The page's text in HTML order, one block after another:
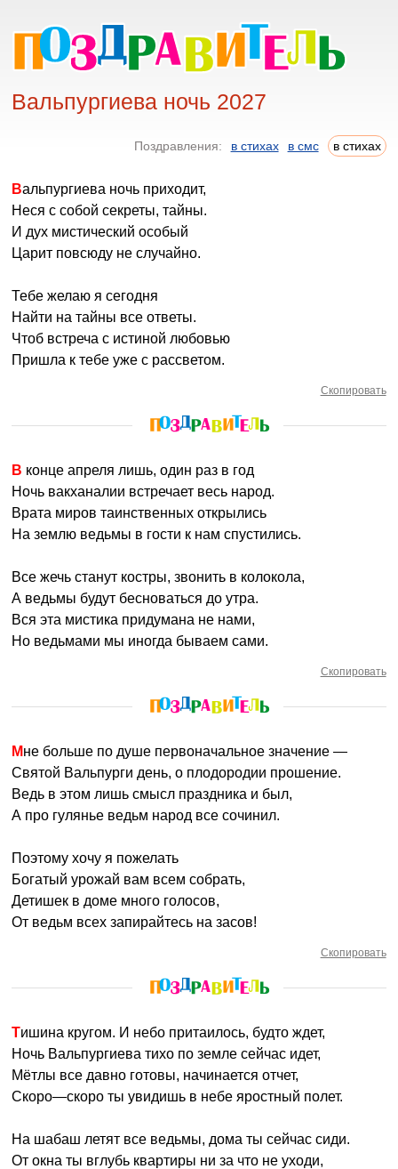
Вальпургиева ночь 2027
Поздравления: в стихах в смс в стихах
Вальпургиева ночь приходит,
Неся с собой секреты, тайны.
И дух мистический особый
Царит повсюду не случайно.
Тебе желаю я сегодня
Найти на тайны все ответы.
Чтоб встреча с истиной любовью
Пришла к тебе уже с рассветом.
Скопировать
В конце апреля лишь, один раз в год
Ночь вакханалии встречает весь народ.
Врата миров таинственных открылись
На землю ведьмы в гости к нам спустились.
Все жечь станут костры, звонить в колокола,
А ведьмы будут бесноваться до утра.
Вся эта мистика придумана не нами,
Но ведьмами мы иногда бываем сами.
Скопировать
Мне больше по душе первоначальное значение —
Святой Вальпурги день, о плодородии прошение.
Ведь в этом лишь смысл праздника и был,
А про гулянье ведьм народ все сочинил.
Поэтому хочу я пожелать
Богатый урожай вам всем собрать,
Детишек в доме много голосов,
От ведьм всех запирайтесь на засов!
Скопировать
Тишина кругом. И небо притаилось, будто ждет,
Ночь Вальпургиева тихо по земле сейчас идет,
Мётлы все давно готовы, начинается отчет,
Скоро—скоро ты увидишь в небе яростный полет.
На шабаш летят все ведьмы, дома ты сейчас сиди.
От окна ты вглубь квартиры ни за что не уходи,